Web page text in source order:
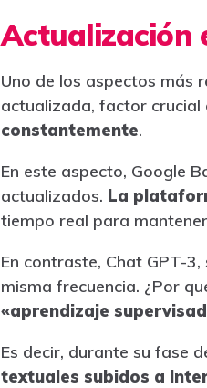
Actualización
Uno de los aspectos más
actualizada, factor crucial
constantemente.
En este aspecto, Google
actualizados. La
tiempo real para
En contraste, Chat GPT-
misma frecuencia. ¿Por
«aprendizaje
Es decir, durante su fase
textuales subidos a